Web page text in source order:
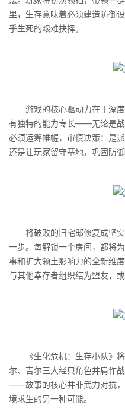
里，生存意味着必须建造防御
乎生死的艰难抉择。
游戏的核心驱动力在于深度
有独特的能力专长——无论是
必须运筹帷幄，审慎决策：是
还是让玩家留守基地，巩固防御
将破败的旧宅邸修复成坚实
一步。每解锁一个房间，都将
事和扩大领土影响力的全新维
与其他幸存者组织结为盟友，
《生化危机：生存小队》将
尔、吉尔三大经典角色并肩作
——故事的核心并非武力对抗
境求生的另一种可能。